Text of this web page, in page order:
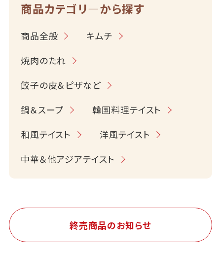
商品カテゴリ―から探す
商品全般
キムチ
焼肉のたれ
餃子の皮＆ピザなど
鍋＆スープ
韓国料理テイスト
和風テイスト
洋風テイスト
中華＆他アジアテイスト
終売商品のお知らせ